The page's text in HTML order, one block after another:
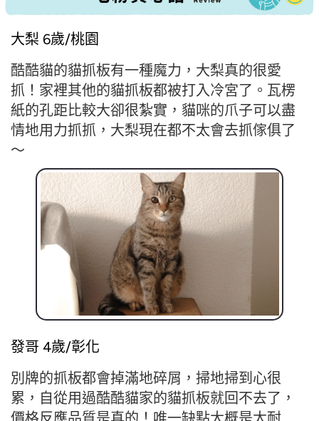
大梨 6歲/桃園
酷酷貓的貓抓板有一種魔力，大梨真的很愛
抓！家裡其他的貓抓板都被打入冷宮了。瓦楞
紙的孔距比較大卻很紮實，貓咪的爪子可以盡
情地用力抓抓，大梨現在都不太會去抓傢俱了
～
發哥 4歲/彰化
別牌的抓板都會掉滿地碎屑，掃地掃到心很
累，自從用過酷酷貓家的貓抓板就回不去了，